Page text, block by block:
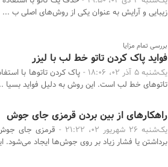
زیبایی و آرایش به عنوان یکی از روش‌های اصلی ب ...
بررسی تمام مزایا
فواید پاک کردن تاتو خط لب با لیزر
یک‌شنبه 5 آذر 02، 18:06 -
پاک کردن تاتوها با
تاتوهای خط لب است. این روش به دلیل فواید بسیا
راهکارهای از بین بردن قرمزی جای جوش
یک‌شنبه 26 شهریور 02، 21:22 -
قرمزی جای جوش
برداشتن یا فشار زیاد بر روی جوش‌ها ایجاد می‌شود.